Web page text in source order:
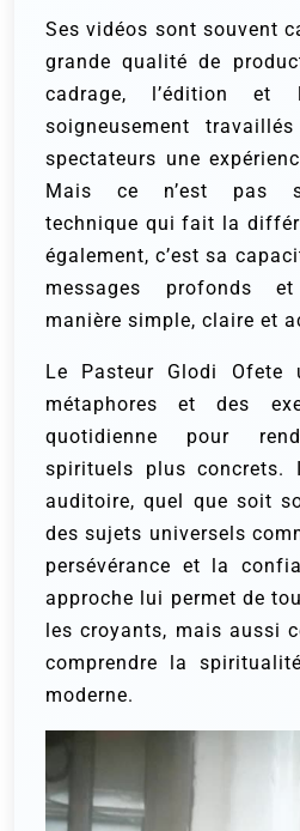
Ses vidéos sont souvent
grande qualité de
cadrage, l’édition et
soigneusement
spectateurs une
Mais ce n’est pas
technique qui fait la
également, c’est sa
messages profonds
manière simple, claire et
Le Pasteur Glodi Ofete
métaphores et des
quotidienne pour
spirituels plus concrets.
auditoire, quel que soit
des sujets universels
persévérance et la
approche lui permet de
les croyants, mais aussi
comprendre la
moderne.